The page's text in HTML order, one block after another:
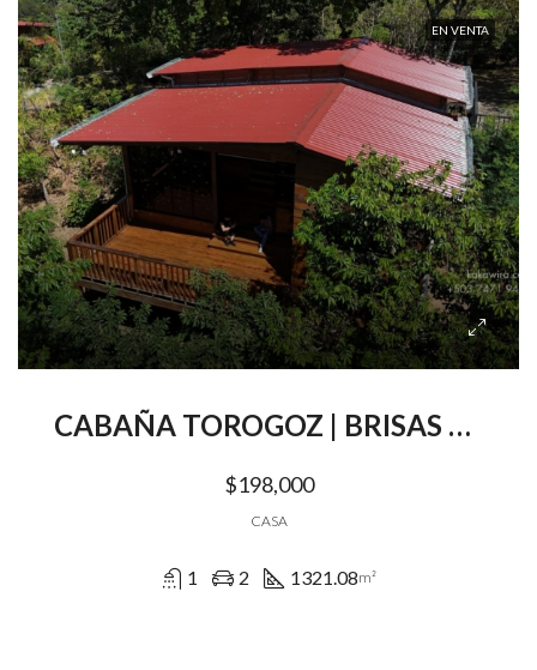
EN VENTA
CABAÑA TOROGOZ | BRISAS DE EL TIGRE | SANTIAGO DE MARIA | USULUTAN
$198,000
CASA
1 2 1321.08m²